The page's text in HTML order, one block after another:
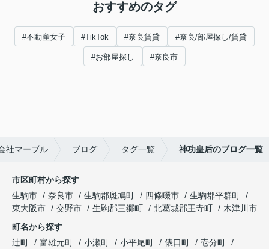
おすすめのタグ
#不動産女子 #TikTok #奈良賃貸 #奈良/部屋探し/賃貸
#お部屋探し #奈良市
社マーブル ブログ タグ一覧 神功皇后のブログ一覧
市区町村から探す
生駒市
奈良市 生駒郡斑鳩町 四條畷市
生駒郡平群町
東大阪市
交野市 生駒郡三郷町 北葛城郡王寺町
木津川市
町名から探す
辻町
富雄元町 小瀬町 小平尾町 俵口町
壱分町